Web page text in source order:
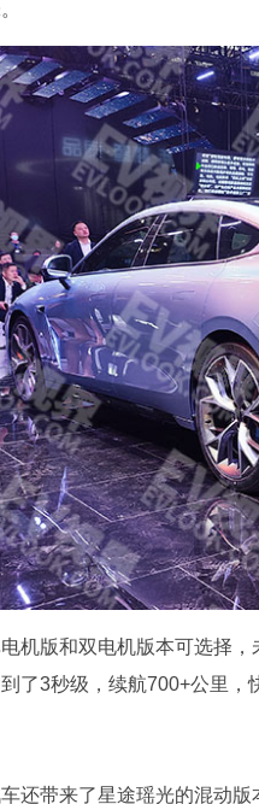
机版和双电机版本可选择
了3秒级，续航700+公里，
还带来了星途瑶光的混动